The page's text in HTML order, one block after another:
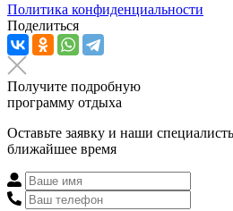
Политика конфиденциальности
Поделиться
Получите подробную
программу отдыха
Оставьте заявку и наши
ближайшее время